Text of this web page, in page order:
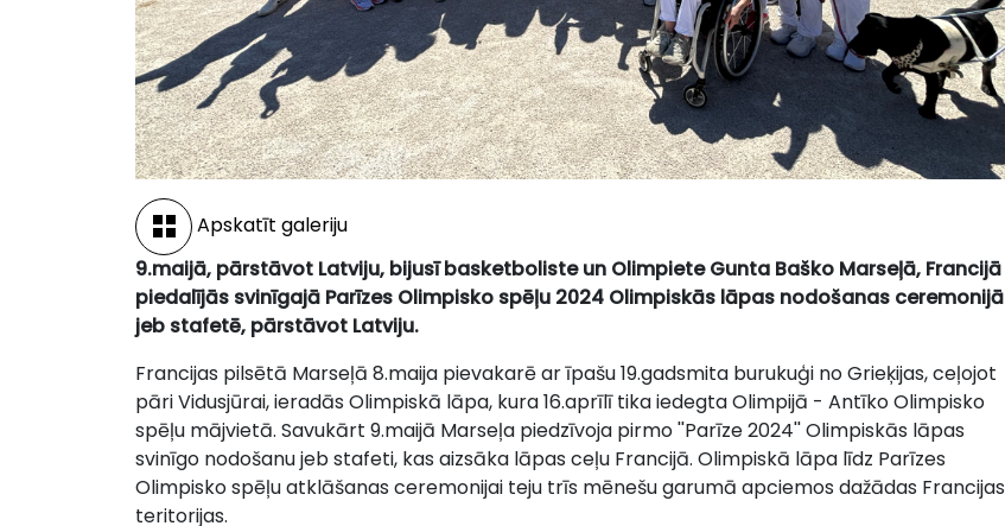
Apskatīt galeriju
9.maijā, pārstāvot Latviju, bijusī basketboliste un Olimpiete Gunta Baško Marseļā, Francijā
piedalījās svinīgajā Parīzes Olimpisko spēļu 2024 Olimpiskās lāpas nodošanas ceremonijā
jeb stafetē, pārstāvot Latviju.
Francijas pilsētā Marseļā 8.maija pievakarē ar īpašu 19.gadsmita burukuģi no Grieķijas, ceļojot
pāri Vidusjūrai, ieradās Olimpiskā lāpa, kura 16.aprīlī tika iedegta Olimpijā - Antīko Olimpisko
spēļu mājvietā. Savukārt 9.maijā Marseļa piedzīvoja pirmo ''Parīze 2024'' Olimpiskās lāpas
svinīgo nodošanu jeb stafeti, kas aizsāka lāpas ceļu Francijā. Olimpiskā lāpa līdz Parīzes
Olimpisko spēļu atklāšanas ceremonijai teju trīs mēnešu garumā apciemos dažādas Francijas
teritorijas.